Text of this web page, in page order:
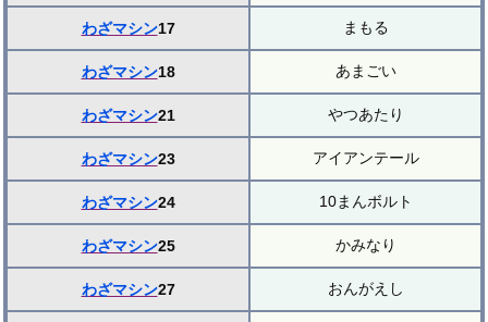
わざマシン17 まもる
わざマシン18 あまごい
わざマシン21 やつあたり
わざマシン23 アイアンテール
わざマシン24 10まんボルト
わざマシン25 かみなり
わざマシン27 おんがえし